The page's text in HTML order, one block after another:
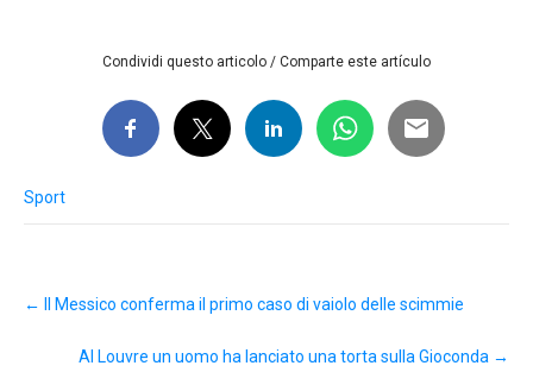
Condividi questo articolo / Comparte este artículo
Sport
navigation
← Il Messico conferma il primo caso di vaiolo delle scimmie
Al Louvre un uomo ha lanciato una torta sulla Gioconda →